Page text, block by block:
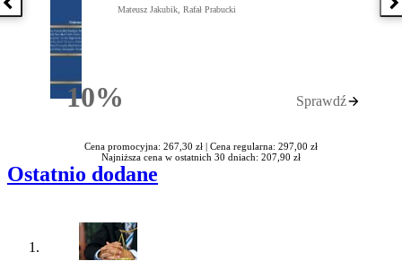
Poprzednia książka
10%Rabatu
Mateusz Jakubik, Rafał Prabucki
Sprawdź
Cena promocyjna: 267,30 zł | Cena regularna: 297,00 zł
Najniższa cena w ostatnich 30 dniach: 207,90 zł
Ostatnio dodane